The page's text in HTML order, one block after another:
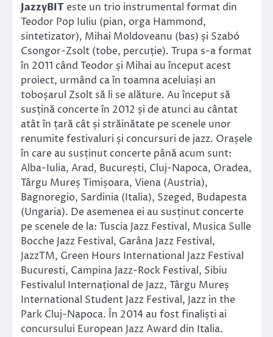
JazzyBIT este un trio instrumental format din
Teodor Pop Iuliu (pian, orga Hammond,
sintetizator), Mihai Moldoveanu (bas) și Szabó
Csongor-Zsolt (tobe, percuție). Trupa s-a format
în 2011 când Teodor și Mihai au început acest
proiect, urmând ca în toamna aceluiași an
toboșarul Zsolt să li se alăture. Au început să
susțină concerte în 2012 și de atunci au cântat
atât în țară cât și străinătate pe scenele unor
renumite festivaluri și concursuri de jazz. Orașele
în care au susținut concerte până acum sunt:
Alba-Iulia, Arad, București, Cluj-Napoca, Oradea,
Târgu Mureș Timișoara, Viena (Austria),
Bagnoregio, Sardinia (Italia), Szeged, Budapesta
(Ungaria). De asemenea ei au susținut concerte
pe scenele de la: Tuscia Jazz Festival, Musica Sulle
Bocche Jazz Festival, Garâna Jazz Festival,
JazzTM, Green Hours International Jazz Festival
Bucuresti, Campina Jazz-Rock Festival, Sibiu
Festivalul Internațional de Jazz, Târgu Mureș
International Student Jazz Festival, Jazz in the
Park Cluj-Napoca. În 2014 au fost finaliști ai
concursului European Jazz Award din Italia.